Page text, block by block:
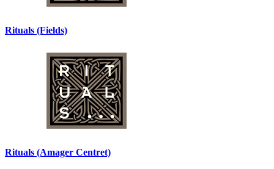
Rituals (Fields)
Rituals (Amager Centret)